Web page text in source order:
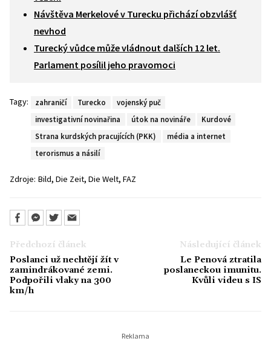
Návštěva Merkelové v Turecku přichází obzvlášť
nevhod
Turecký vůdce může vládnout dalších 12 let.
Parlament posílil jeho pravomoci
Tagy: zahraničí Turecko
vojenský puč
investigativní novinařina
útok na novináře
Kurdové
Strana kurdských pracujících (PKK)
média a internet
terorismus a násilí
Zdroje: Bild, Die Zeit, Die Welt, FAZ
Předchozí článek
Poslanci už nechtějí žít v
zamindrákované zemi.
Podpořili vlaky na 300
km/h
Následující článek
Le Penová ztratila
poslaneckou imunitu.
Kvůli videu s IS